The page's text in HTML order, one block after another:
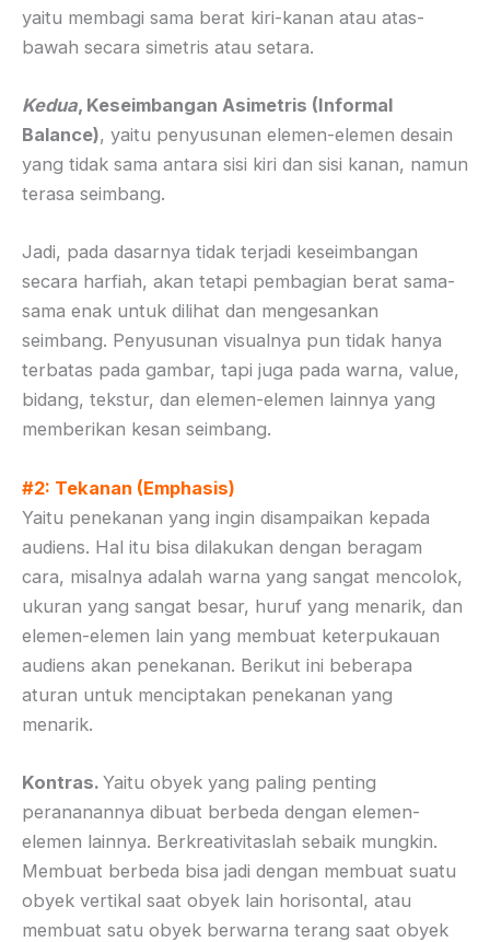
yaitu membagi sama berat kiri-kanan atau atas-
bawah secara simetris atau setara.
Kedua, Keseimbangan Asimetris (Informal
Balance), yaitu penyusunan elemen-elemen desain
yang tidak sama antara sisi kiri dan sisi kanan, namun
terasa seimbang.
Jadi, pada dasarnya tidak terjadi keseimbangan
secara harfiah, akan tetapi pembagian berat sama-
sama enak untuk dilihat dan mengesankan
seimbang. Penyusunan visualnya pun tidak hanya
terbatas pada gambar, tapi juga pada warna, value,
bidang, tekstur, dan elemen-elemen lainnya yang
memberikan kesan seimbang.
#2: Tekanan (Emphasis)
Yaitu penekanan yang ingin disampaikan kepada
audiens. Hal itu bisa dilakukan dengan beragam
cara, misalnya adalah warna yang sangat mencolok,
ukuran yang sangat besar, huruf yang menarik, dan
elemen-elemen lain yang membuat keterpukauan
audiens akan penekanan. Berikut ini beberapa
aturan untuk menciptakan penekanan yang
menarik.
Kontras. Yaitu obyek yang paling penting
perananannya dibuat berbeda dengan elemen-
elemen lainnya. Berkreativitaslah sebaik mungkin.
Membuat berbeda bisa jadi dengan membuat suatu
obyek vertikal saat obyek lain horisontal, atau
membuat satu obyek berwarna terang saat obyek